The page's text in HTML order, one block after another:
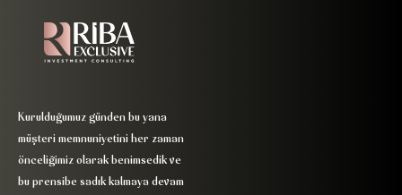
Kurulduğumuz günden bu yana
müşteri memnuniyetini her zaman
önceliğimiz olarak benimsedik ve
bu prensibe sadık kalmaya devam